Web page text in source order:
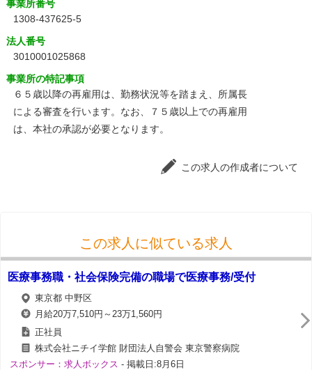
事業所番号
1308-437625-5
法人番号
3010001025868
事業所の特記事項
６５歳以降の再雇用は、勤務状況等を踏まえ、所属長
による審査を行います。なお、７５歳以上での再雇用
は、本社の承認が必要となります。
この求人の作成者について
この求人に似ている求人
医療事務職・社会保険完備の職場で医療事務/受付
東京都 中野区
月給20万7,510円～23万1,560円
正社員
株式会社ニチイ学館 財団法人自警会 東京警察病院
スポンサー：求人ボックス - 掲載日:8月6日